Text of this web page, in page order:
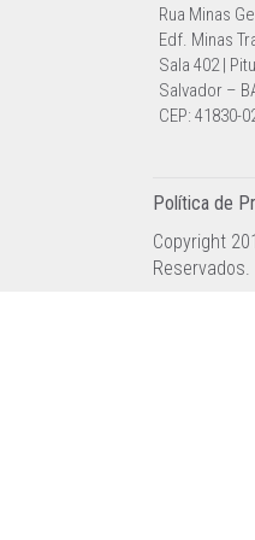
Rua Minas
Edf. Minas
Sala 402 |
Salvador –
CEP: 41830-
Política de
Copyright
Reservados.